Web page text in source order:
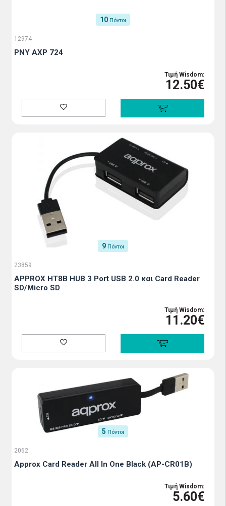
10 Πόντοι
12974
PNY AXP 724
Τιμή Wisdom:
12.50€
9 Πόντοι
23859
APPROX HT8B HUB 3 Port USB 2.0 και Card Reader
SD/Micro SD
Τιμή Wisdom:
11.20€
5 Πόντοι
2062
Approx Card Reader All In One Black (AP-CR01B)
Τιμή Wisdom:
5.60€